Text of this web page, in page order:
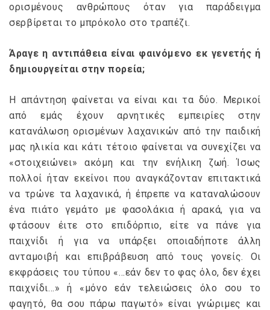
ορισμένους ανθρώπους όταν για παράδειγμα
σερβίρεται το μπρόκολο στο τραπέζι.
Άραγε η αντιπάθεια είναι φαινόμενο εκ γενετής ή
δημιουργείται στην πορεία;
Η απάντηση φαίνεται να είναι και τα δύο. Μερικοί
από εμάς έχουν αρνητικές εμπειρίες στην
κατανάλωση ορισμένων λαχανικών από την παιδική
μας ηλικία και κάτι τέτοιο φαίνεται να συνεχίζει να
«στοιχειώνει» ακόμη και την ενήλικη ζωή. Ίσως
πολλοί ήταν εκείνοι που αναγκάζονταν επιτακτικά
να τρώνε τα λαχανικά, ή έπρεπε να καταναλώσουν
ένα πιάτο γεμάτο με φασολάκια ή αρακά, για να
φτάσουν έιτε στο επιδόρπιο, είτε να πάνε για
παιχνίδι ή για να υπάρξει οποιαδήποτε άλλη
ανταμοιβή και επιβράβευση από τους γονείς. Οι
εκφράσεις του τύπου «…εάν δεν το φας όλο, δεν έχει
παιχνίδι…» ή «μόνο εάν τελειώσεις όλο σου το
φαγητό, θα σου πάρω παγωτό» είναι γνώριμες και